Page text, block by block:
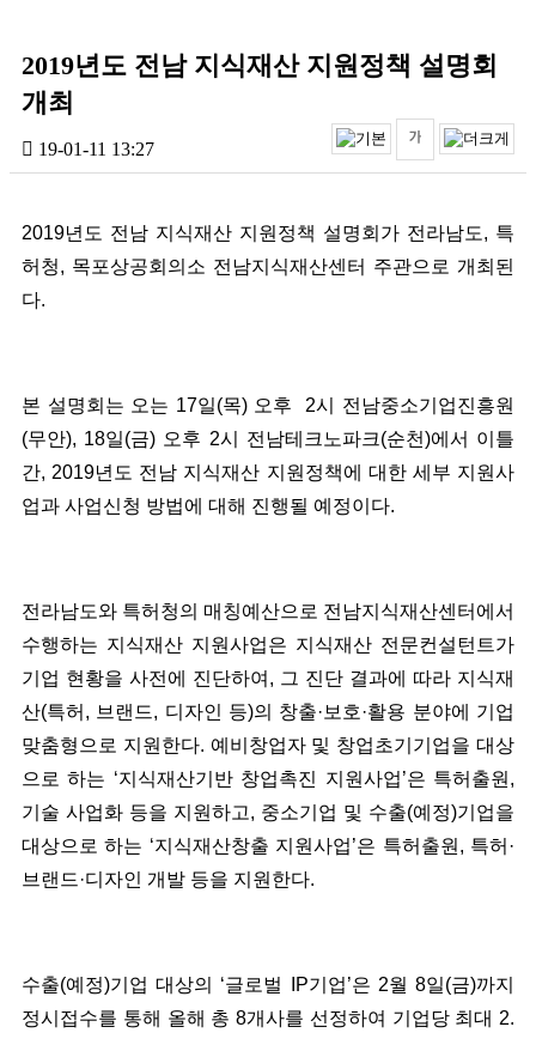
2019년도 전남 지식재산 지원정책 설명회
개최
19-01-11 13:27
2019년도 전남 지식재산 지원정책 설명회가 전라남도, 특
허청, 목포상공회의소 전남지식재산센터 주관으로 개최된
다.
본 설명회는 오는 17일(목) 오후 2시 전남중소기업진흥원
(무안), 18일(금) 오후 2시 전남테크노파크(순천)에서 이틀
간, 2019년도 전남 지식재산 지원정책에 대한 세부 지원사
업과 사업신청 방법에 대해 진행될 예정이다.
전라남도와 특허청의 매칭예산으로 전남지식재산센터에서
수행하는 지식재산 지원사업은 지식재산 전문컨설턴트가
기업 현황을 사전에 진단하여, 그 진단 결과에 따라 지식재
산(특허, 브랜드, 디자인 등)의 창출·보호·활용 분야에 기업
맞춤형으로 지원한다. 예비창업자 및 창업초기기업을 대상
으로 하는 ‘지식재산기반 창업촉진 지원사업’은 특허출원,
기술 사업화 등을 지원하고, 중소기업 및 수출(예정)기업을
대상으로 하는 ‘지식재산창출 지원사업’은 특허출원, 특허·
브랜드·디자인 개발 등을 지원한다.
수출(예정)기업 대상의 ‘글로벌 IP기업’은 2월 8일(금)까지
정시접수를 통해 올해 총 8개사를 선정하여 기업당 최대 2.